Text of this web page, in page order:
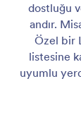
dostluğu
andır.
Özel bir
listesine
uyumlu